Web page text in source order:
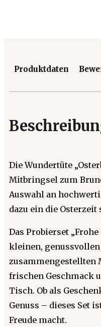
Produktdaten
Die Wundertüte
Mitbringsel zum
Auswahl an
dazu ein die
Das Probierset
kleinen,
zusammengestellten
frischen Geschmack
Tisch. Ob als
Genuss – dieses Set
Freude macht.